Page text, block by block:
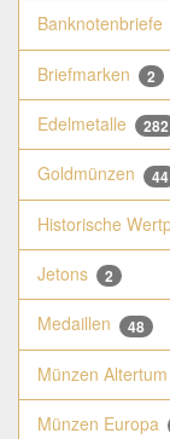
Banknotenbriefe
Briefmarken 2
Edelmetalle 282
Goldmünzen 44
Historische
Jetons 2
Medaillen 48
Münzen Altertum
Münzen Europa